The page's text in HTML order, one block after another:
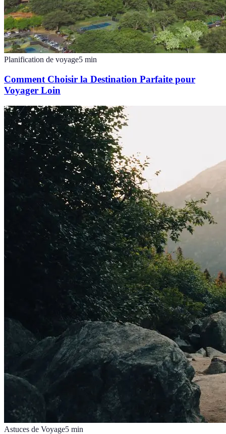
Planification de voyage5 min
Comment Choisir la Destination Parfaite pour
Voyager Loin
Astuces de Voyage5 min